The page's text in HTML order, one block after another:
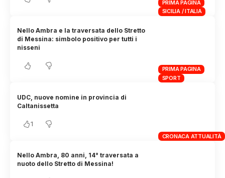
PRIMA PAGINA
SICILIA / ITALIA
PRIMA PAGINA
SPORT
Nello Ambra e la traversata dello Stretto
di Messina: simbolo positivo per tutti i
nisseni
CRONACA ATTUALITÀ
UDC, nuove nomine in provincia di
Caltanissetta
1
Nello Ambra, 80 anni, 14° traversata a
nuoto dello Stretto di Messina!